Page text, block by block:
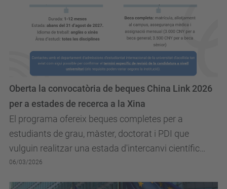
El programa ofereix beques completes per a
estudiants de grau, màster, doctorat i PDI que
vulguin realitzar una estada d'intercanvi científic
d'entre 1 i 12 mesos.
Oberta la convocatòria de beques China Link 2026
per a estades de recerca a la Xina
06/03/2026